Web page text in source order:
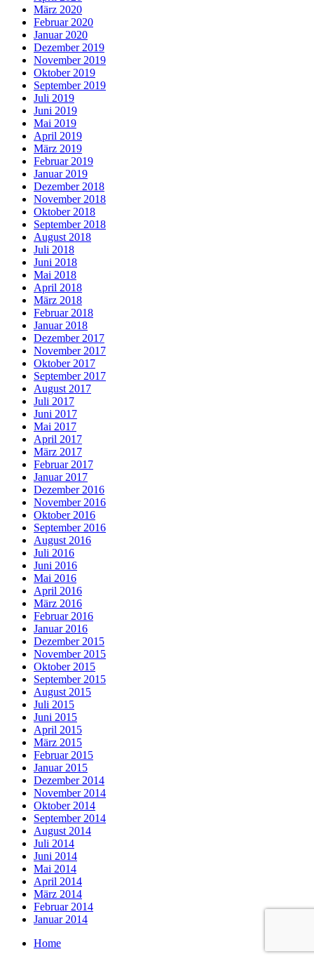
März 2020
Februar 2020
Januar 2020
Dezember 2019
November 2019
Oktober 2019
September 2019
Juli 2019
Juni 2019
Mai 2019
April 2019
März 2019
Februar 2019
Januar 2019
Dezember 2018
November 2018
Oktober 2018
September 2018
August 2018
Juli 2018
Juni 2018
Mai 2018
April 2018
März 2018
Februar 2018
Januar 2018
Dezember 2017
November 2017
Oktober 2017
September 2017
August 2017
Juli 2017
Juni 2017
Mai 2017
April 2017
März 2017
Februar 2017
Januar 2017
Dezember 2016
November 2016
Oktober 2016
September 2016
August 2016
Juli 2016
Juni 2016
Mai 2016
April 2016
März 2016
Februar 2016
Januar 2016
Dezember 2015
November 2015
Oktober 2015
September 2015
August 2015
Juli 2015
Juni 2015
April 2015
März 2015
Februar 2015
Januar 2015
Dezember 2014
November 2014
Oktober 2014
September 2014
August 2014
Juli 2014
Juni 2014
Mai 2014
April 2014
März 2014
Februar 2014
Januar 2014
Home